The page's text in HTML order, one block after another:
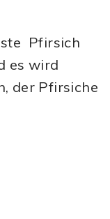
Pfirsich
es wird
der Pfirsiche